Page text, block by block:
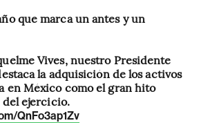
que marca un antes y un
Vives, nuestro Presidente
la adquisición de los activos
en México como el gran hito
ejercicio.
QnFo3ap1Zv